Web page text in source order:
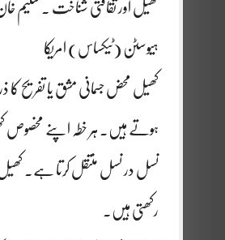
کھیل اور ثقافتی شناخت . سلیم
ہیوسٹن (ٹیکساس) امریکا
کھیل محض جسمانی مشق یا تفریح کا
ہوتے ہیں۔ ہر خطہ اپنے مخصوص
نسل در نسل منتقل کرتا ہے۔
رکھتی ہیں۔